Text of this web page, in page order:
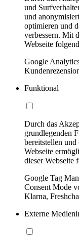
und
und
optimieren und
verbessern. Mit
Webseite
Google
Funktional
Durch das
grundlegenden
bereitstellen
Webseite
dieser Webseite
Google Tag
Consent Mode
Klarna,
Externe